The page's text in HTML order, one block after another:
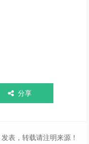
分享
发表，转载请注明来源！